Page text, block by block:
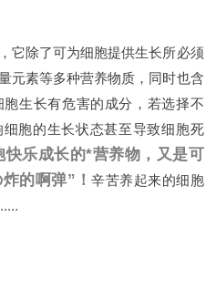
它除了可为细胞提供生长所必须
元素等多种营养物质，同时也含
生长有危害的成分，若选择不
胞的生长状态甚至导致细胞死
快乐成长的*营养物，又是可
的啊弹”！辛苦养起来的细胞